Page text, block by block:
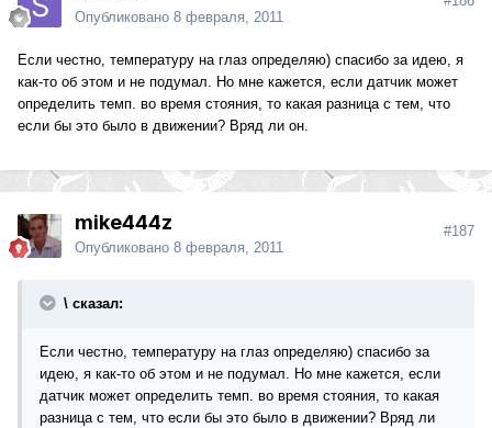
Опубликовано 8 февраля, 2011
Если честно, температуру на глаз определяю) спасибо за идею, я
как-то об этом и не подумал. Но мне кажется, если датчик может
определить темп. во время стояния, то какая разница с тем, что
если бы это было в движении? Вряд ли он.
mike444z
Опубликовано 8 февраля, 2011
#187
\ сказал:
Если честно, температуру на глаз определяю) спасибо за
идею, я как-то об этом и не подумал. Но мне кажется, если
датчик может определить темп. во время стояния, то какая
разница с тем, что если бы это было в движении? Вряд ли